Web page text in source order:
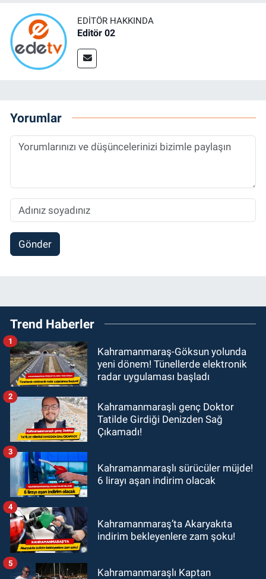
EDITÖR HAKKINDA
Editör 02
Yorumlar
Gönder
Trend Haberler
Kahramanmaraş-Göksun yolunda
yeni dönem! Tünellerde elektronik
radar uygulaması başladı
1
Kahramanmaraşlı genç Doktor
Tatilde Girdiği Denizden Sağ
Çıkamadı!
2
Kahramanmaraşlı sürücüler müjde!
6 lirayı aşan indirim olacak
3
Kahramanmaraş’ta Akaryakıta
indirim bekleyenlere zam şoku!
4
Kahramanmaraşlı Kaptan
5